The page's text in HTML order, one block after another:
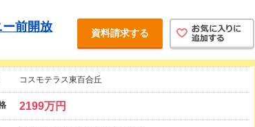
ー前開放
資料請求する
コスモテラス東百合丘
2199万円